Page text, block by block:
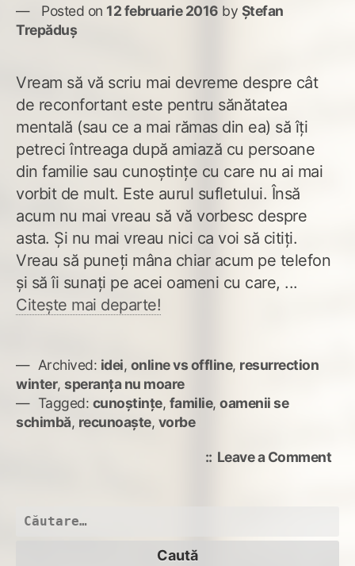
Posted on 12 februarie 2016 by Ștefan
Trepăduș
Vream să vă scriu mai devreme despre cât
de reconfortant este pentru sănătatea
mentală (sau ce a mai rămas din ea) să îți
petreci întreaga după amiază cu persoane
din familie sau cunoștințe cu care nu ai mai
vorbit de mult. Este aurul sufletului. Însă
acum nu mai vreau să vă vorbesc despre
asta. Și nu mai vreau nici ca voi să citiți.
Vreau să puneți mâna chiar acum pe telefon
și să îi sunați pe acei oameni cu care, ...
Citește mai departe!
Archived: idei, online vs offline, resurrection
winter, speranța nu moare
Tagged: cunoștințe, familie, oamenii se
schimbă, recunoaște, vorbe
Leave a Commenton
Caută